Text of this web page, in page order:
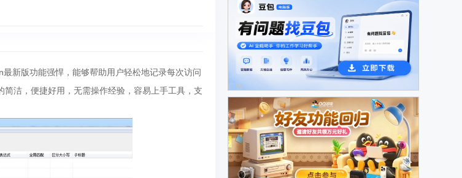
新版功能强悍，能够帮助用户轻松地记录每次访问
洁，便捷好用，无需操作经验，容易上手工具，支
广告